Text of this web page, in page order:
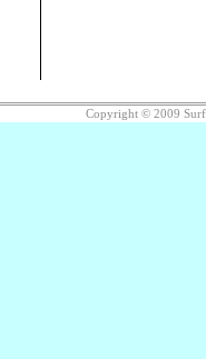
Copyright © 2009